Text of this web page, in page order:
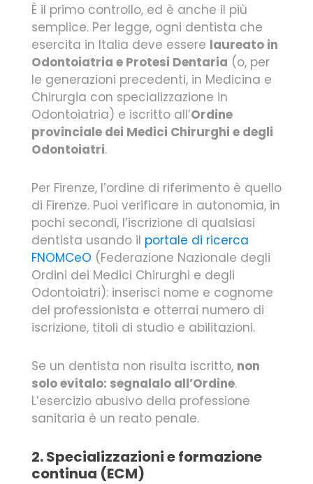
È il primo controllo, ed è anche il più
semplice. Per legge, ogni dentista che
esercita in Italia deve essere laureato in
Odontoiatria e Protesi Dentaria (o, per
le generazioni precedenti, in Medicina e
Chirurgia con specializzazione in
Odontoiatria) e iscritto all’Ordine
provinciale dei Medici Chirurghi e degli
Odontoiatri.
Per Firenze, l’ordine di riferimento è quello
di Firenze. Puoi verificare in autonomia, in
pochi secondi, l’iscrizione di qualsiasi
dentista usando il portale di ricerca
FNOMCeO (Federazione Nazionale degli
Ordini dei Medici Chirurghi e degli
Odontoiatri): inserisci nome e cognome
del professionista e otterrai numero di
iscrizione, titoli di studio e abilitazioni.
Se un dentista non risulta iscritto, non
solo evitalo: segnalalo all’Ordine.
L’esercizio abusivo della professione
sanitaria è un reato penale.
2. Specializzazioni e formazione
continua (ECM)